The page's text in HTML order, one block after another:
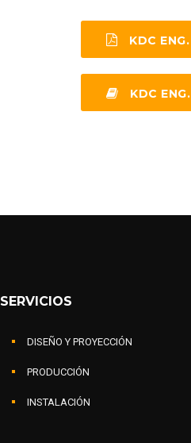
KDC
KDC
SERVICIOS
DISEÑO Y PROYECCIÓN
PRODUCCIÓN
INSTALACIÓN